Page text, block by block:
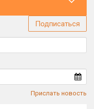
Подписаться
Прислать новость